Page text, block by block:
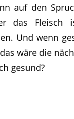
auf den
das Fleisch
Und wenn
wäre die
gesund?